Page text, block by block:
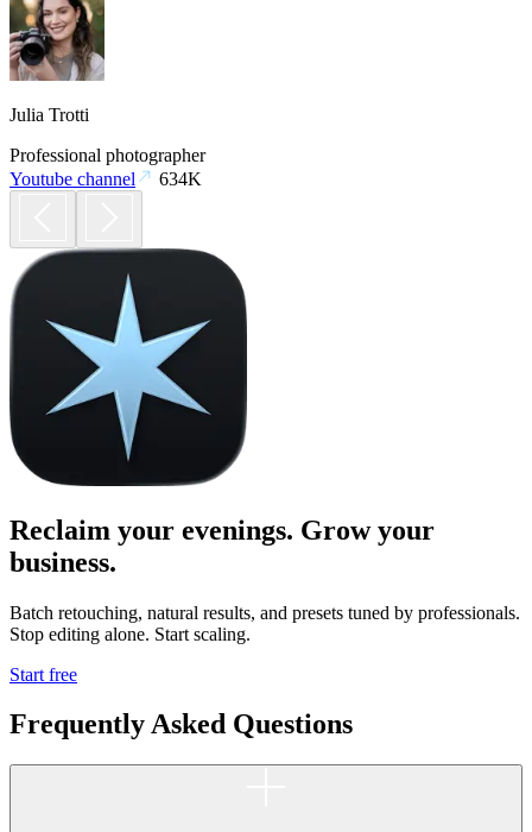
Julia Trotti
Professional photographer
Youtube channel
634K
Reclaim your evenings. Grow your
business.
Batch retouching, natural results, and presets tuned by professionals.
Stop editing alone. Start scaling.
Start free
Frequently Asked Questions